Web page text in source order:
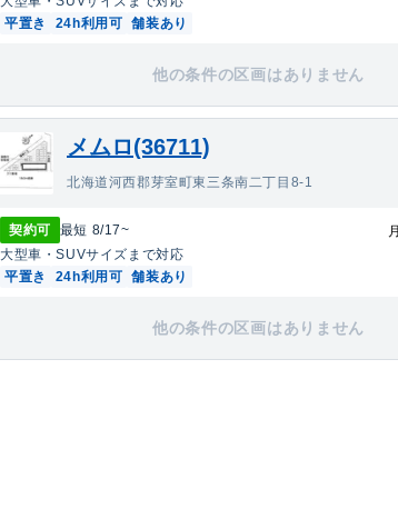
平置き
24h利用可 舗装あり
他の条件の区画はありません
メムロ(36711)
北海道河西郡芽室町東三条南二丁目8-1
契約可 最短 8/17~
大型車・SUVサイズまで対応
平置き
24h利用可 舗装あり
他の条件の区画はありません